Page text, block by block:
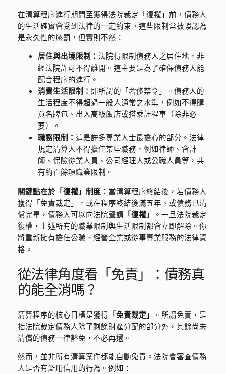
在清算程序進行期間至獲得法院裁定「復權」前，債務人
的生活確實會受到法律的一定約束。這些限制常被誤認為
是永久性的懲罰，但實則不然：
居住與出境限制： 法院得限制債務人之居住地，非
經法院許可不得離開。這主要是為了確保債務人能
配合程序的進行。
消費生活限制： 即所謂的「奢侈禁令」。債務人的
生活程度不得超過一般人通常之水準，例如不得購
買名牌包、出入高級飯店或搭乘計程車（除非必
要）。
職務限制： 這是許多專業人士最擔心的部分。法律
規定清算人不得擔任某些職務，例如律師、會計
師、保險從業人員、公司經理人或公職人員等，共
有約百餘項職業限制。
關鍵點在於「復權」制度： 當清算程序終結後，若債務人
獲得「免責裁定」，或在程序終結後滿五年、或債務已清
償完畢，債務人可以向法院聲請 「復權」
。一旦法院裁定
復權，上述所有的職業限制與生活限制都會立即解除。你
將重新擁有擔任公職、經營企業或從事專業服務的法律資
格。
從法律角度看「免責」：債務真
的能全消嗎？
清算程序的核心目標是獲得 「免責裁定」
。所謂免責，是
指法院裁定債務人除了剩餘財產分配的部分外，其餘尚未
清償的債務一律豁免，不必再還。
然而，並非所有清算案件都能自動免責。法院會審查債務
人是否有濫用信用的行為。例如：